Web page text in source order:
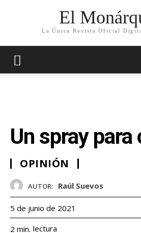
El
La Única Revista Oficial
Un spray para
OPINIÓN
AUTOR: Raúl Suevos
5 de junio de 2021
2 min. lectura